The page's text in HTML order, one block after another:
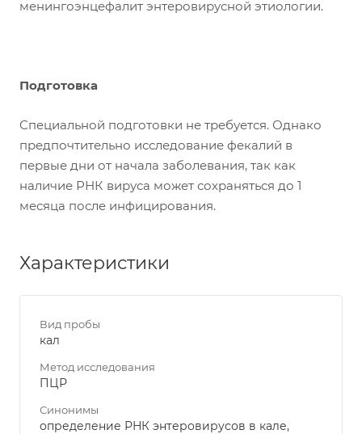
менингоэнцефалит энтеровирусной этиологии.
Подготовка
Специальной подготовки не требуется. Однако
предпочтительно исследование фекалий в
первые дни от начала заболевания, так как
наличие РНК вируса может сохраняться до 1
месяца после инфицирования.
Характеристики
Вид пробы
кал
Метод исследования
ПЦР
Синонимы
определение РНК энтеровирусов в кале,